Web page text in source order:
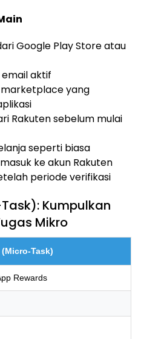
Google Play Store atau
aktif
yang
Rakuten sebelum mulai
seperti biasa
ke akun Rakuten
periode verifikasi
Kumpulkan
Mikro
Task)
Rewards